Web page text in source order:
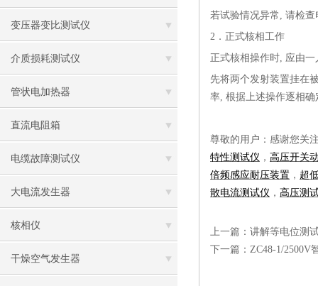
变压器变比测试仪
介质损耗测试仪
管状电加热器
直流电阻箱
电缆故障测试仪
大电流发生器
核相仪
干燥空气发生器
若试验情况异常 , 请检
2．正式核相工作
正式核相操作时, 应由一
先将两个发射装置挂在
率, 根据上述操作逐相
尊敬的用户：感谢您关
特性测试仪 ， 高压开关
倍频感应耐压装置 ， 超
散电流测试仪 ， 高压测
上一篇： 讲解等电位测
下一篇： ZC48-1/2500V